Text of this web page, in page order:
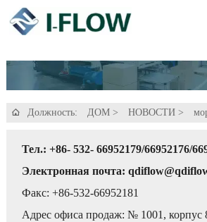
 Должность: ДОМ> НОВОСТИ>
Тел.: +86- 532- 66952179/66952176/
Электронная почта:
Факс: +86-532-66952181
Адрес офиса продаж: № 1001, корпус